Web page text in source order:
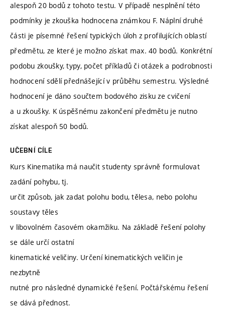
alespoň 20 bodů z tohoto testu. V případě nesplnění této
podmínky je zkouška hodnocena známkou F. Náplní druhé
části je písemné řešení typických úloh z profilujících oblastí
předmětu, ze které je možno získat max. 40 bodů. Konkrétní
podobu zkoušky, typy, počet příkladů či otázek a podrobnosti
hodnocení sdělí přednášející v průběhu semestru. Výsledné
hodnocení je dáno součtem bodového zisku ze cvičení
a u zkoušky. K úspěšnému zakončení předmětu je nutno
získat alespoň 50 bodů.
UČEBNÍ CÍLE
Kurs Kinematika má naučit studenty správně formulovat
zadání pohybu, tj.
určit způsob, jak zadat polohu bodu, tělesa, nebo polohu
soustavy těles
v libovolném časovém okamžiku. Na základě řešení polohy
se dále určí ostatní
kinematické veličiny. Určení kinematických veličin je
nezbytně
nutné pro následné dynamické řešení. Počtářskému řešení
se dává přednost.